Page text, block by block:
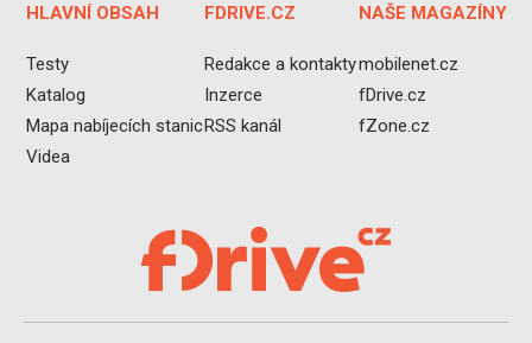
HLAVNÍ OBSAH
Testy
Katalog
Mapa nabíjecích stanic
Videa
FDRIVE.CZ
Redakce a kontakty
Inzerce
RSS kanál
NAŠE MAGAZÍNY
mobilenet.cz
fDrive.cz
fZone.cz